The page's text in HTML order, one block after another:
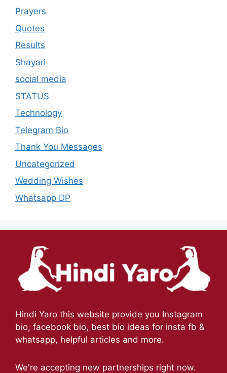
Prayers
Quotes
Results
Shayari
social media
STATUS
Technology
Telegram Bio
Thank You Messages
Uncategorized
Wedding Wishes
Whatsapp DP
Hindi Yaro this website provide you Instagram
bio, facebook bio, best bio ideas for insta fb &
whatsapp, helpful articles and more.
We're accepting new partnerships right now.